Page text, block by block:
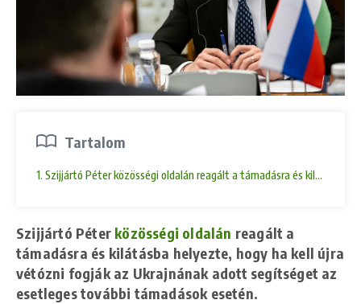
Tartalom
1. Szijjártó Péter közösségi oldalán reagált a támadásra és
Szijjártó Péter közösségi oldalán reagált a
támadásra és kilátásba helyezte, hogy ha kell újra
vétózni fogják az Ukrajnának adott segítséget az
esetleges további támadások esetén.